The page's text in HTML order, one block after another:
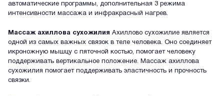
автоматические программы, дополнительная 3 режима
интенсивности массажа и инфракрасный нагрев.
Массаж ахиллова сухожилия Ахиллово сухожилие является
одной из самых важных связок в теле человека. Оно соединяет
икроножную мышцу с пяточной костью, помогает человеку
поддерживать вертикальное положение. Массаж ахиллова
сухожилия помогает поддерживать эластичность и прочность
связки.